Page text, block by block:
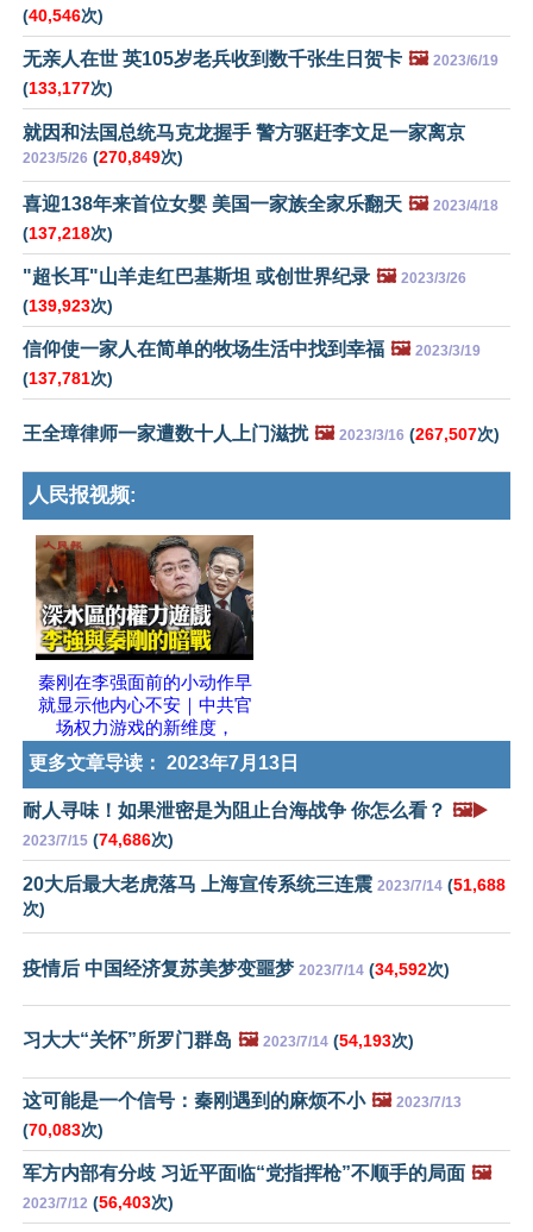
(40,546次)
无亲人在世 英105岁老兵收到数千张生日贺卡 🖼️ 2023/6/19
(133,177次)
就因和法国总统马克龙握手 警方驱赶李文足一家离京
2023/5/26 (270,849次)
喜迎138年来首位女婴 美国一家族全家乐翻天 🖼️ 2023/4/18
(137,218次)
"超长耳"山羊走红巴基斯坦 或创世界纪录 🖼️ 2023/3/26
(139,923次)
信仰使一家人在简单的牧场生活中找到幸福 🖼️ 2023/3/19
(137,781次)
王全璋律师一家遭数十人上门滋扰 🖼️ 2023/3/16 (267,507次)
人民报视频:
秦刚在李强面前的小动作早
就显示他内心不安｜中共官
场权力游戏的新维度，
更多文章导读： 2023年7月13日
耐人寻味！如果泄密是为阻止台海战争 你怎么看？ 🖼️▶️
2023/7/15 (74,686次)
20大后最大老虎落马 上海宣传系统三连震 2023/7/14 (51,688
次)
疫情后 中国经济复苏美梦变噩梦 2023/7/14 (34,592次)
习大大“关怀”所罗门群岛 🖼️ 2023/7/14 (54,193次)
这可能是一个信号：秦刚遇到的麻烦不小 🖼️ 2023/7/13
(70,083次)
军方内部有分歧 习近平面临“党指挥枪”不顺手的局面 🖼️
2023/7/12 (56,403次)